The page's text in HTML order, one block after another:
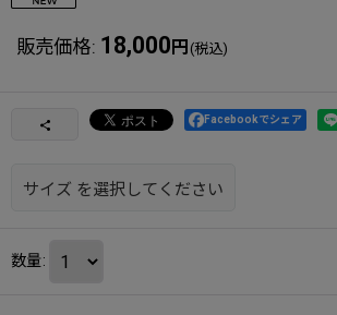
販売価格: 18,000 円 (税込)
Facebookでシェア
サイズ を選択してください
数量: